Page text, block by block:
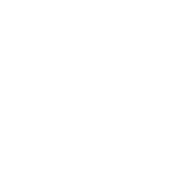
者の範囲」に記載されて
るものではありません。
出荷製品に未対応品が
り、2022年1月12日よ